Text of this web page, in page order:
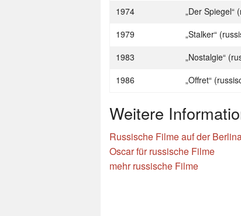
1974
„Der Spiegel“
1979
„Stalker“
1983
„Nostalgie“
1986
„Offret“
Weitere
Russische Filme auf der
Oscar für russische Filme
mehr russische Filme